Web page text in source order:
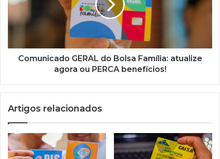
Família:
atualize
agora
PERCA
benefícios!
Comunicado GERAL do Bolsa Família: atualize
agora ou PERCA benefícios!
Artigos relacionados